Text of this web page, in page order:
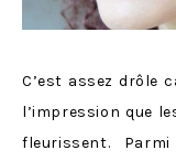
C’est assez drôle
l’impression que
fleurissent.